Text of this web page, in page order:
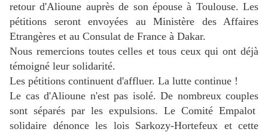
retour d'Alioune auprès de son épouse à Toulouse. Les
pétitions seront envoyées au Ministère des Affaires
Etrangères et au Consulat de France à Dakar.
Nous remercions toutes celles et tous ceux qui ont déjà
témoigné leur solidarité.
Les pétitions continuent d'affluer. La lutte continue !
Le cas d'Alioune n'est pas isolé. De nombreux couples
sont séparés par les expulsions. Le Comité Empalot
solidaire dénonce les lois Sarkozy-Hortefeux et cette